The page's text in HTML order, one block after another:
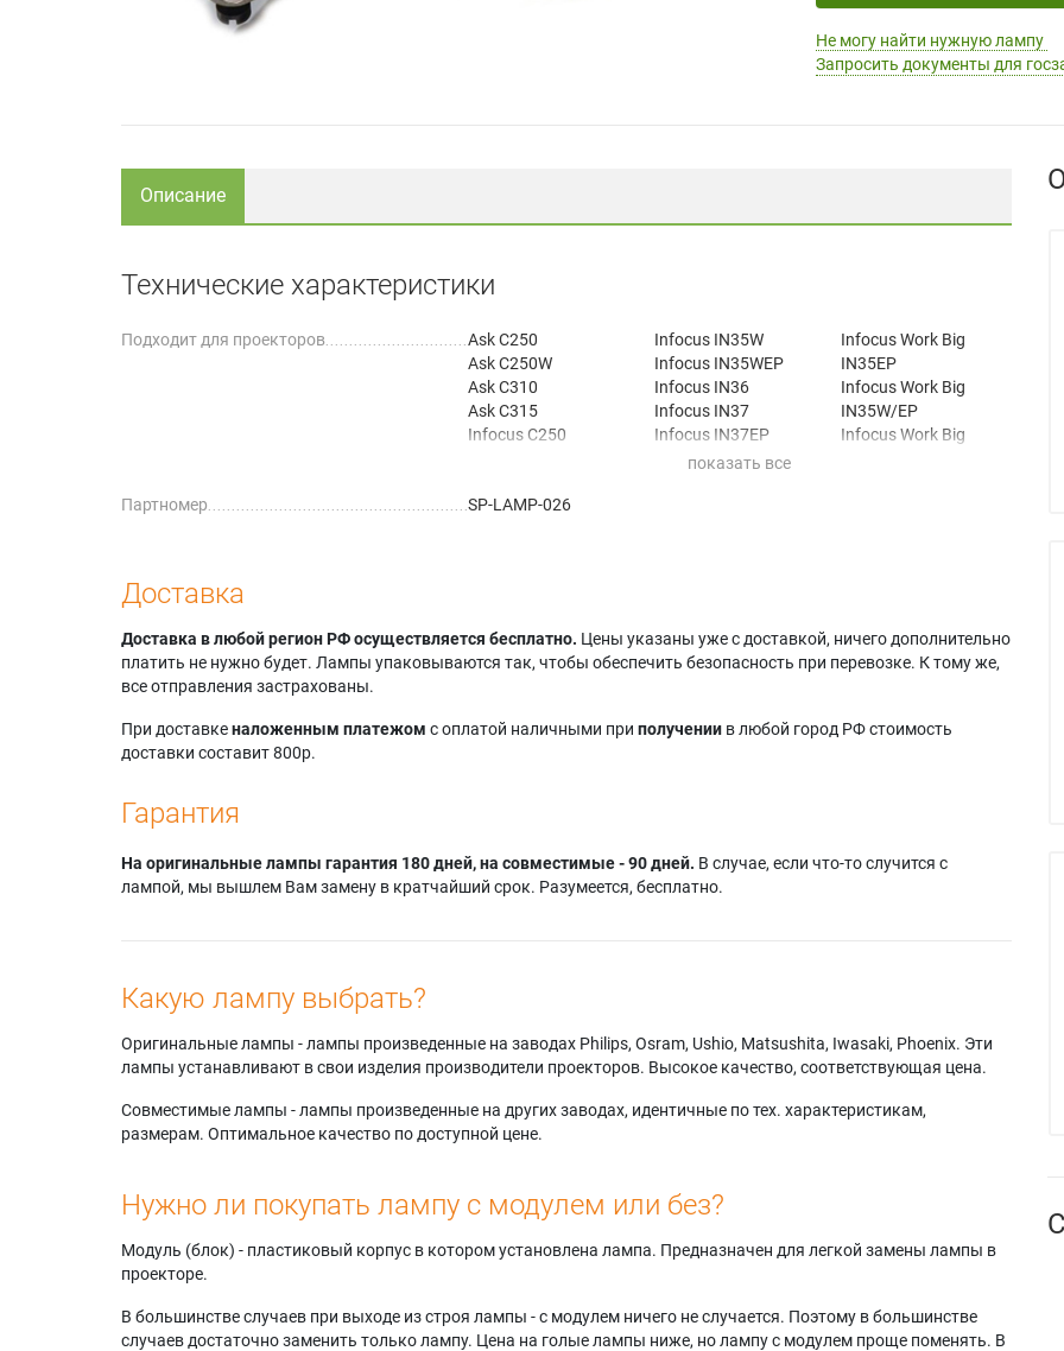
Не могу найти нужную лампу
Запросить документы для
Описание
Технические характеристики
Подходит для проекторов
Ask C250
Ask C250W
Ask C310
Ask C315
Infocus C250
Infocus C315
Infocus IN35W
Infocus IN35WEP
Infocus IN36
Infocus IN37
Infocus IN37EP
Infocus IN37WEP
Infocus Work Big
IN35EP
Infocus Work Big
IN35W/EP
Infocus Work Big
Партномер SP-LAMP-026
Доставка
Доставка в любой регион РФ осуществляется бесплатно. Цены указаны уже с доставкой, ничего дополнительно
платить не нужно будет. Лампы упаковываются так, чтобы обеспечить безопасность при перевозке. К тому же,
все отправления застрахованы.
При доставкеналоженным платежом с оплатой наличными при получении в любой город РФ стоимость
доставки составит 800р.
Гарантия
На оригинальные лампы гарантия 180 дней, на совместимые - 90 дней. В случае, если что-то случится с
лампой, мы вышлем Вам замену в кратчайший срок. Разумеется, бесплатно.
Какую лампу выбрать?
Оригинальные лампы - лампы произведенные на заводах Philips, Osram, Ushio, Matsushita, Iwasaki, Phoenix. Эти
лампы устанавливают в свои изделия производители проекторов. Высокое качество, соответствующая цена.
Совместимые лампы - лампы произведенные на других заводах, идентичные по тех. характеристикам,
размерам. Оптимальное качество по доступной цене.
Нужно ли покупать лампу с модулем или без?
Модуль (блок) - пластиковый корпус в котором установлена лампа. Предназначен для легкой замены лампы в
проекторе.
В большинстве случаев при выходе из строя лампы - с модулем ничего не случается. Поэтому в большинстве
случаев достаточно заменить только лампу. Цена на голые лампы ниже, но лампу с модулем проще поменять. В